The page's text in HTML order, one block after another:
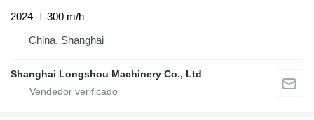
2024
300 m/h
China, Shanghai
Shanghai Longshou Machinery Co., Ltd